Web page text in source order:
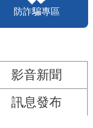
防詐騙專區
影音新聞
訊息發布